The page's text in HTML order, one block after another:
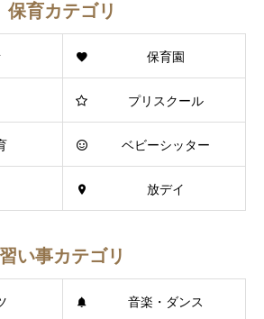
保育カテゴリ
保育園
プリスクール
ベビーシッター
放デイ
習い事カテゴリ
音楽・ダンス